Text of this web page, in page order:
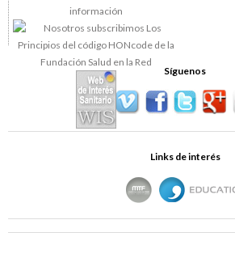
Síguenos
Links de interés